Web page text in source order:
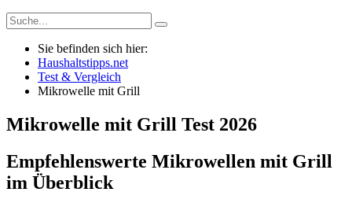
Sie befinden sich hier:
Haushaltstipps.net
Test & Vergleich
Mikrowelle mit Grill
Mikrowelle mit Grill Test 2026
Empfehlenswerte Mikrowellen mit Grill
im Überblick